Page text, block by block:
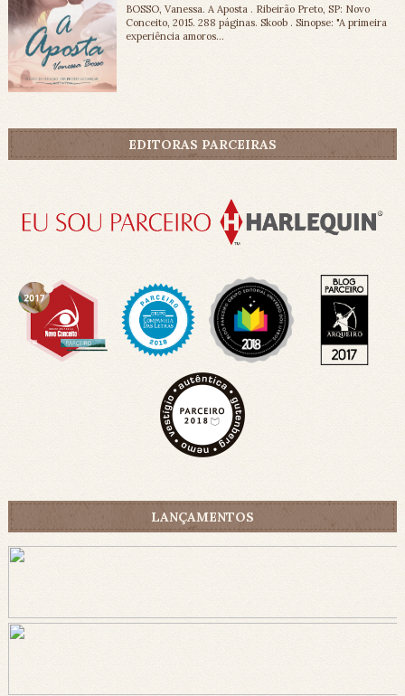
BOSSO, Vanessa. A Aposta . Ribeirão Preto, SP: Novo
Conceito, 2015. 288 páginas. Skoob . Sinopse: "A primeira
experiência amoros...
EDITORAS PARCEIRAS
LANÇAMENTOS